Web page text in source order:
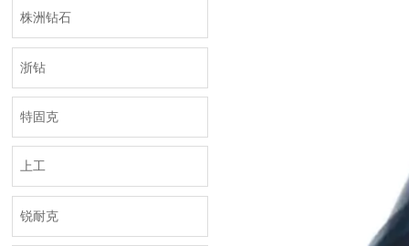
株洲钻石
浙钻
特固克
上工
锐耐克